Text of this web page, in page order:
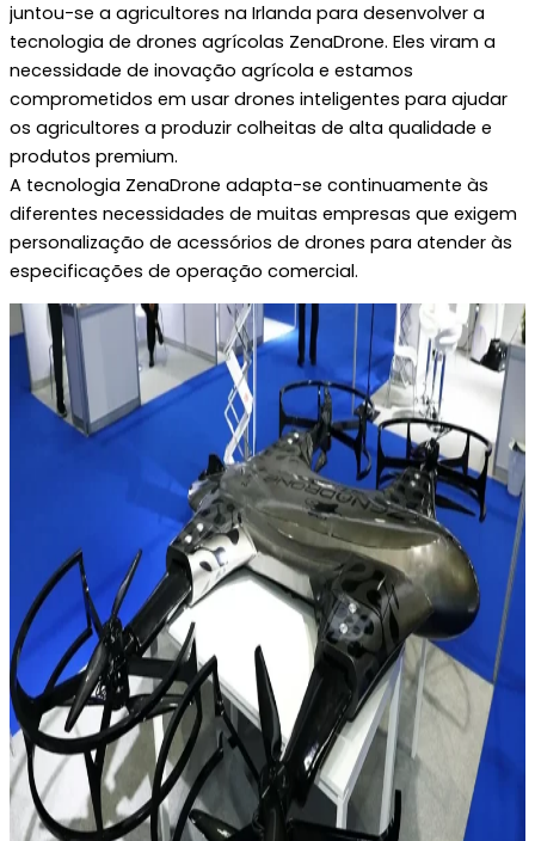
juntou-se a agricultores na Irlanda para desenvolver a
tecnologia de drones agrícolas ZenaDrone. Eles viram a
necessidade de inovação agrícola e estamos
comprometidos em usar drones inteligentes para ajudar
os agricultores a produzir colheitas de alta qualidade e
produtos premium.
A tecnologia ZenaDrone adapta-se continuamente às
diferentes necessidades de muitas empresas que exigem
personalização de acessórios de drones para atender às
especificações de operação comercial.